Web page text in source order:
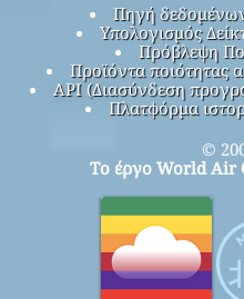
Πηγή
Υπολογισμός
Πρόβλεψη
Προϊόντα ποιότητας
API (Διασύνδεση
Πλατφόρμα
©
Το έργο World Air